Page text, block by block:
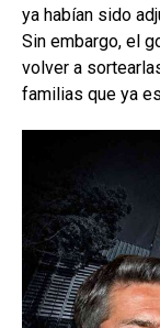
ya habían sido
Sin embargo, el
volver a
familias que ya